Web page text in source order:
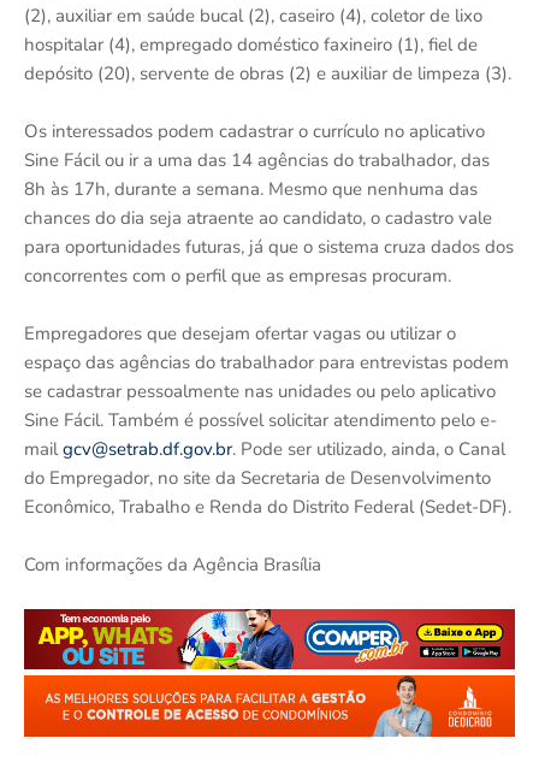
(2), auxiliar em saúde bucal (2), caseiro (4), coletor de lixo
hospitalar (4), empregado doméstico faxineiro (1), fiel de
depósito (20), servente de obras (2) e auxiliar de limpeza (3).
Os interessados podem cadastrar o currículo no aplicativo
Sine Fácil ou ir a uma das 14 agências do trabalhador, das
8h às 17h, durante a semana. Mesmo que nenhuma das
chances do dia seja atraente ao candidato, o cadastro vale
para oportunidades futuras, já que o sistema cruza dados dos
concorrentes com o perfil que as empresas procuram.
Empregadores que desejam ofertar vagas ou utilizar o
espaço das agências do trabalhador para entrevistas podem
se cadastrar pessoalmente nas unidades ou pelo aplicativo
Sine Fácil. Também é possível solicitar atendimento pelo e-
mailgcv@setrab.df.gov.br. Pode ser utilizado, ainda, o Canal
do Empregador, no site da Secretaria de Desenvolvimento
Econômico, Trabalho e Renda do Distrito Federal (Sedet-DF).
Com informações da Agência Brasília